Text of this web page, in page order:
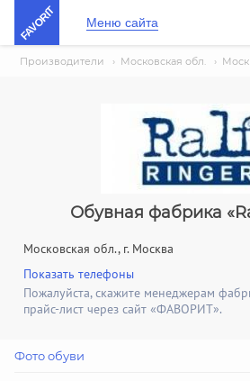
FAVORIT Меню сайта
Производители › Московская обл. ›
Обувная фабрика
Московская обл., г. Москва
Показать телефоны
Пожалуйста, скажите менеджерам
прайс-лист через сайт «ФАВОРИТ».
Фото обуви